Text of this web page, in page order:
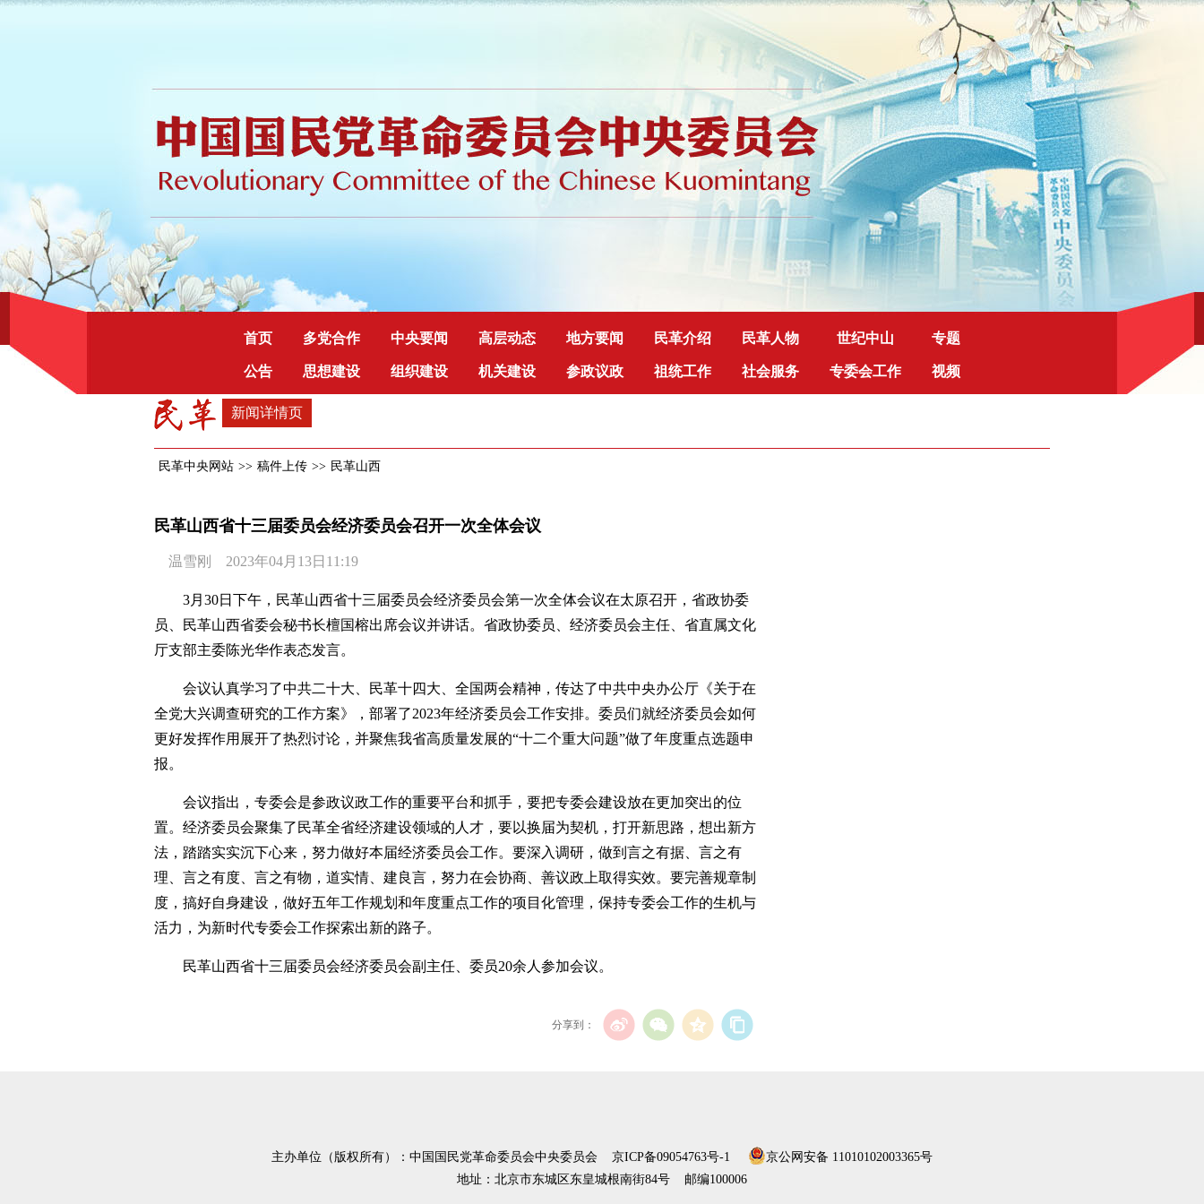
首页 多党合作 中央要闻 高层动态 地方要闻 民革介绍 民革人物 世纪中山 专题
公告 思想建设 组织建设 机关建设 参政议政 祖统工作 社会服务 专委会工作 视频
新闻详情页
民革中央网站 >> 稿件上传 >> 民革山西
民革山西省十三届委员会经济委员会召开一次全体会议
温雪刚 2023年04月13日11:19
3月30日下午，民革山西省十三届委员会经济委员会第一次全体会议在太原召开，省政协委
员、民革山西省委会秘书长檀国榕出席会议并讲话。省政协委员、经济委员会主任、省直属文化
厅支部主委陈光华作表态发言。
会议认真学习了中共二十大、民革十四大、全国两会精神，传达了中共中央办公厅《关于在
全党大兴调查研究的工作方案》，部署了2023年经济委员会工作安排。委员们就经济委员会如何
更好发挥作用展开了热烈讨论，并聚焦我省高质量发展的“十二个重大问题”做了年度重点选题申
报。
会议指出，专委会是参政议政工作的重要平台和抓手，要把专委会建设放在更加突出的位
置。经济委员会聚集了民革全省经济建设领域的人才，要以换届为契机，打开新思路，想出新方
法，踏踏实实沉下心来，努力做好本届经济委员会工作。要深入调研，做到言之有据、言之有
理、言之有度、言之有物，道实情、建良言，努力在会协商、善议政上取得实效。要完善规章制
度，搞好自身建设，做好五年工作规划和年度重点工作的项目化管理，保持专委会工作的生机与
活力，为新时代专委会工作探索出新的路子。
民革山西省十三届委员会经济委员会副主任、委员20余人参加会议。
分享到：
主办单位（版权所有）：中国国民党革命委员会中央委员会 京ICP备09054763号-1
京公网安备 11010102003365号
地址：北京市东城区东皇城根南街84号 邮编100006